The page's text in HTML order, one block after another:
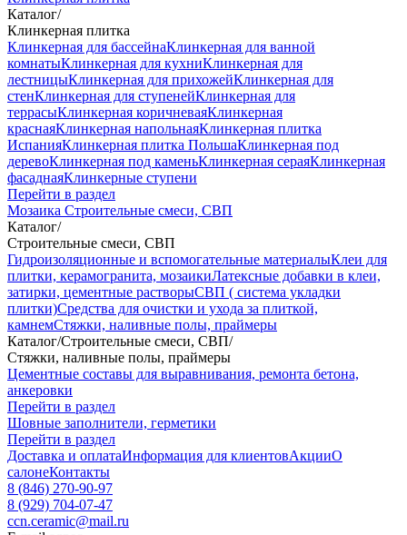
Каталог/
Клинкерная плитка
Клинкерная для бассейнаКлинкерная для ванной
комнатыКлинкерная для кухниКлинкерная для
лестницыКлинкерная для прихожейКлинкерная для
стенКлинкерная для ступенейКлинкерная для
террасыКлинкерная коричневаяКлинкерная
краснаяКлинкерная напольнаяКлинкерная плитка
ИспанияКлинкерная плитка ПольшаКлинкерная под
деревоКлинкерная под каменьКлинкерная сераяКлинкерная
фасаднаяКлинкерные ступени
Перейти в раздел
Мозаика Строительные смеси, СВП
Каталог/
Строительные смеси, СВП
Гидроизоляционные и вспомогательные материалыКлеи для
плитки, керамогранита, мозаикиЛатексные добавки в клеи,
затирки, цементные растворыСВП ( система укладки
плитки)Средства для очистки и ухода за плиткой,
камнемСтяжки, наливные полы, праймеры
Каталог/Строительные смеси, СВП/
Стяжки, наливные полы, праймеры
Цементные составы для выравнивания, ремонта бетона,
анкеровки
Перейти в раздел
Шовные заполнители, герметики
Перейти в раздел
Доставка и оплатаИнформация для клиентовАкцииО
салонеКонтакты
8 (846) 270-90-97
8 (929) 704-07-47
ccn.ceramic@mail.ru